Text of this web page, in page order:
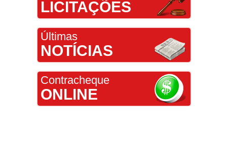
LICITAÇÕES
Últimas
NOTÍCIAS
Contracheque
ONLINE